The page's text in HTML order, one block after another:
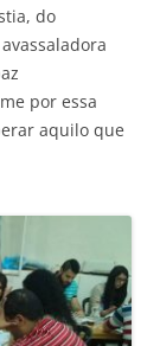
do
por essa
aquilo que